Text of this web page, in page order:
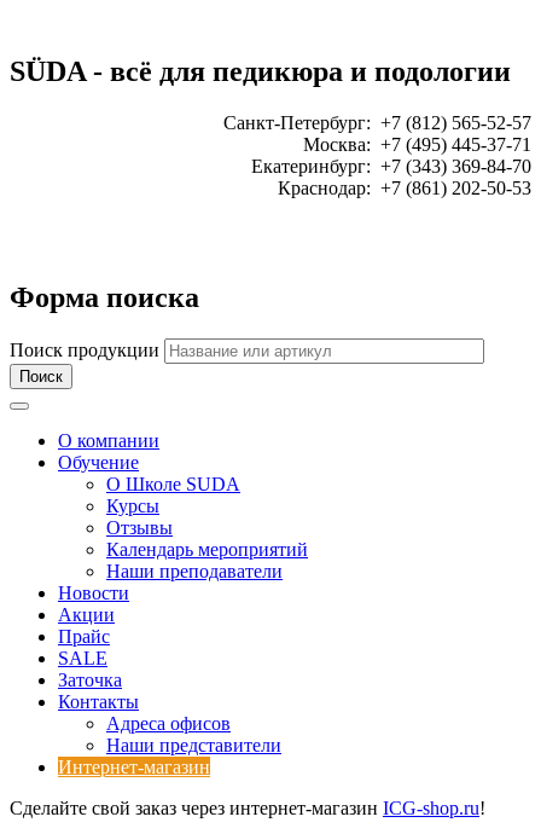
SÜDA - всё для педикюра и подологии
Санкт-Петербург: +7 (812) 565-52-57
Москва: +7 (495) 445-37-71
Екатеринбург: +7 (343) 369-84-70
Краснодар: +7 (861) 202-50-53
Форма поиска
Поиск продукции
Toggle navigation
О компании
Обучение
О Школе SUDA
Курсы
Отзывы
Календарь мероприятий
Наши преподаватели
Новости
Акции
Прайс
SALE
Заточка
Контакты
Адреса офисов
Наши представители
Интернет-магазин
Сделайте свой заказ через интернет-магазин ICG-shop.ru!